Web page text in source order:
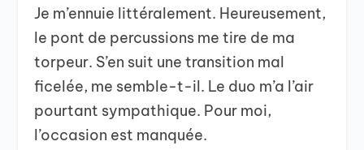
Je m’ennuie littéralement. Heureusement,
le pont de percussions me tire de ma
torpeur. S’en suit une transition mal
ficelée, me semble-t-il. Le duo m’a l’air
pourtant sympathique. Pour moi,
l’occasion est manquée.